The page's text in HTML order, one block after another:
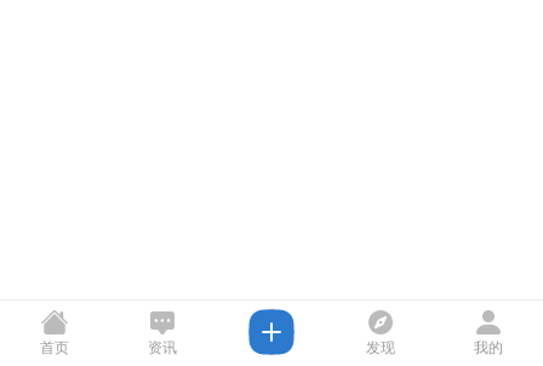
首页 资讯 发现 我的